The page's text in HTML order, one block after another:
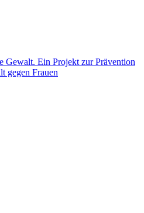
Gewalt. Ein Projekt zur Prävention
gegen Frauen